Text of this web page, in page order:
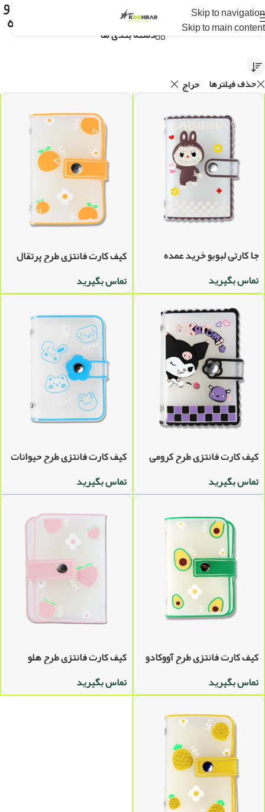
Skip to navigation
Skip to main content
و مارک و محصولات ژلاتینی از تولید کننده
دسته بندی ها
حذف فیلترها حراج
جا کارتی لبوبو خرید عمده
تماس بگیرید
کیف کارت فانتزی طرح پرتقال
تماس بگیرید
کیف کارت فانتزی طرح کرومی
تماس بگیرید
کیف کارت فانتزی طرح حیوانات
تماس بگیرید
کیف کارت فانتزی طرح آووکادو
تماس بگیرید
کیف کارت فانتزی طرح هلو
تماس بگیرید